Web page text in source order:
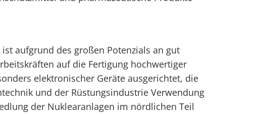
aufgrund des großen Potenzials an gut
auf die Fertigung hochwertiger
elektronischer Geräte ausgerichtet, die
und der Rüstungsindustrie Verwendung
der Nuklearanlagen im nördlichen Teil